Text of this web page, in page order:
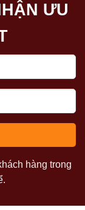
ƯU
hàng trong